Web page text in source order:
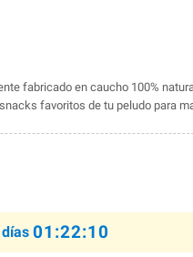
fabricado en caucho 100%
favoritos de tu peludo para
días 01:22:09